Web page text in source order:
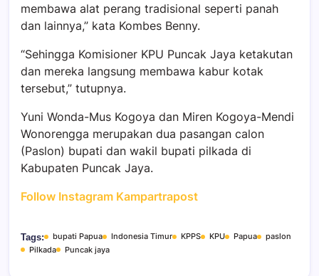
membawa alat perang tradisional seperti panah
dan lainnya,” kata Kombes Benny.
“Sehingga Komisioner KPU Puncak Jaya ketakutan
dan mereka langsung membawa kabur kotak
tersebut,” tutupnya.
Yuni Wonda-Mus Kogoya dan Miren Kogoya-Mendi
Wonorengga merupakan dua pasangan calon
(Paslon) bupati dan wakil bupati pilkada di
Kabupaten Puncak Jaya.
Follow Instagram Kampartrapost
Tags: bupati Papua Indonesia Timur KPPS KPU Papua
paslon
Pilkada
Puncak jaya